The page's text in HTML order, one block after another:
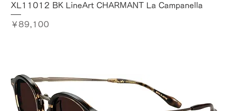
XL11012 BK LineArt CHARMANT La Campanella
価格
￥89,100